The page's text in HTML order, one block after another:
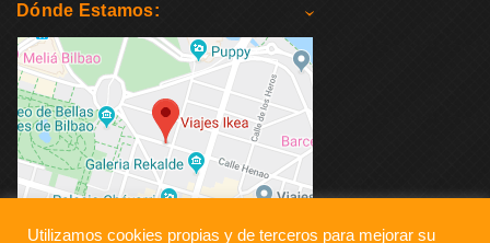
Dónde Estamos:
Utilizamos cookies propias y de terceros para mejorar su